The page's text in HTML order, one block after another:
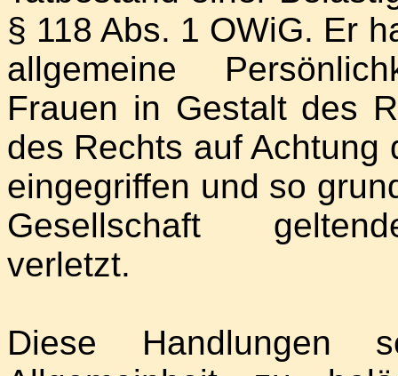
§ 118 Abs. 1 OWiG. Er
allgemeine
Frauen in Gestalt des
des Rechts auf Achtung
eingegriffen und so
Gesellschaft
verletzt.
Diese Handlungen